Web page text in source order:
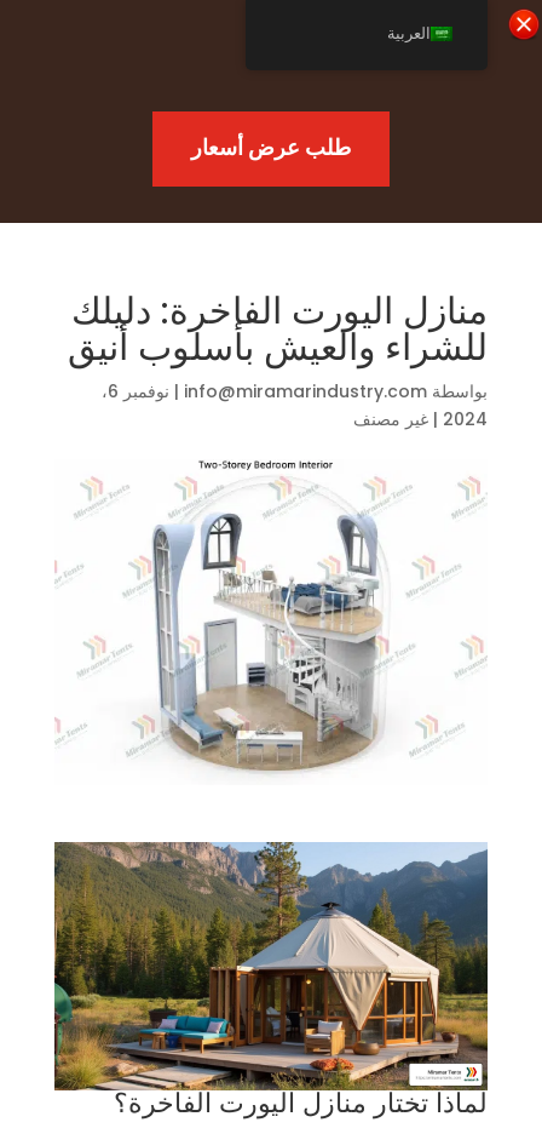
طلب عرض أسعار
منازل اليورت الفاخرة: دليلك
للشراء والعيش بأسلوب أنيق
بواسطة info@miramarindustry.com
|
نوفمبر 6،
2024
| غير مصنف
لماذا تختار منازل اليورت الفاخرة؟
العربية